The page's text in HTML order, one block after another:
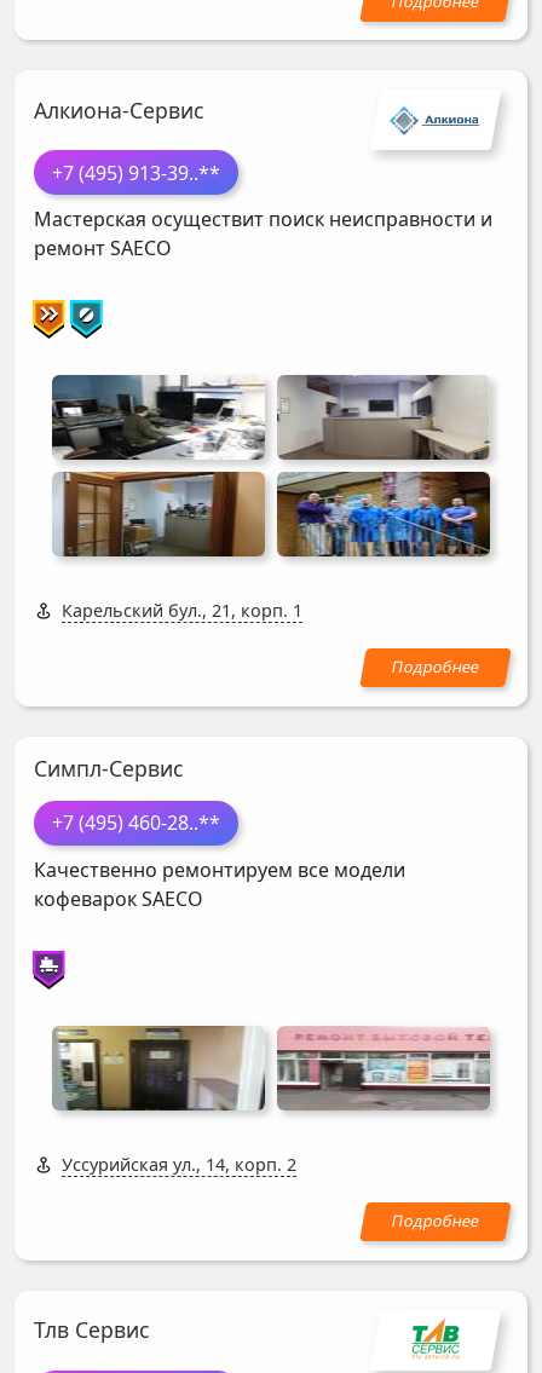
Алкиона-Сервис
+7 (495) 913-39..**
Мастерская осуществит поиск неисправности и
ремонтSAECO
Карельский бул., 21, корп. 1
Симпл-Сервис
+7 (495) 460-28..**
Качественно ремонтируем все модели
кофеварокSAECO
Уссурийская ул., 14, корп. 2
Тлв Сервис